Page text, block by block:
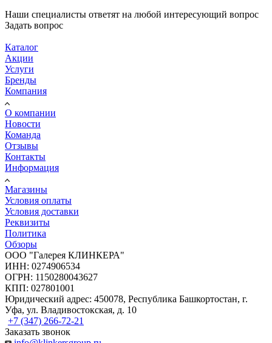
Наши специалисты ответят на любой интересующий вопрос
Задать вопрос
Каталог
Акции
Услуги
Бренды
Компания
О компании
Новости
Команда
Отзывы
Контакты
Информация
Магазины
Условия оплаты
Условия доставки
Реквизиты
Политика
Обзоры
ООО "Галерея КЛИНКЕРА"
ИНН: 0274906534
ОГРН: 1150280043627
КПП: 027801001
Юридический адрес: 450078, Республика Башкортостан, г.
Уфа, ул. Владивостокская, д. 10
+7 (347) 266-72-21
Заказать звонок